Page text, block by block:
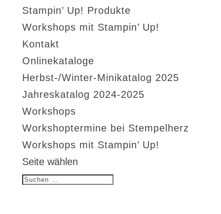
Stampin’ Up! Produkte
Workshops mit Stampin’ Up!
Kontakt
Onlinekataloge
Herbst-/Winter-Minikatalog 2025
Jahreskatalog 2024-2025
Workshops
Workshoptermine bei Stempelherz
Workshops mit Stampin’ Up!
Seite wählen